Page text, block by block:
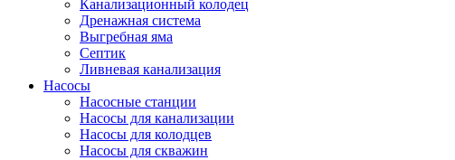
Канализационный колодец
Дренажная система
Выгребная яма
Септик
Ливневая канализация
Насосы
Насосные станции
Насосы для канализации
Насосы для колодцев
Насосы для скважин